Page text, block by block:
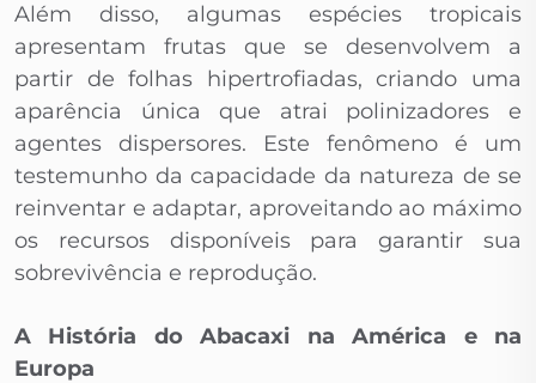
Além disso, algumas espécies tropicais
apresentam frutas que se desenvolvem a
partir de folhas hipertrofiadas, criando uma
aparência única que atrai polinizadores e
agentes dispersores. Este fenômeno é um
testemunho da capacidade da natureza de se
reinventar e adaptar, aproveitando ao máximo
os recursos disponíveis para garantir sua
sobrevivência e reprodução.
A História do Abacaxi na América e na
Europa